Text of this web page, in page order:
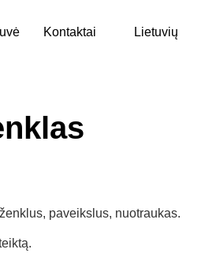
Kontaktai Lietuvių
paveikslus, nuotraukas.